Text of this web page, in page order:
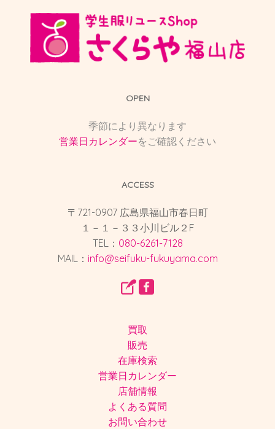
OPEN
季節により異なります
営業日カレンダーをご確認ください
ACCESS
〒721-0907 広島県福山市春日町
１－１－３３小川ビル２F
TEL： 080-6261-7128
MAIL： info@seifuku-fukuyama.com
買取
販売
在庫検索
営業日カレンダー
店舗情報
よくある質問
お問い合わせ